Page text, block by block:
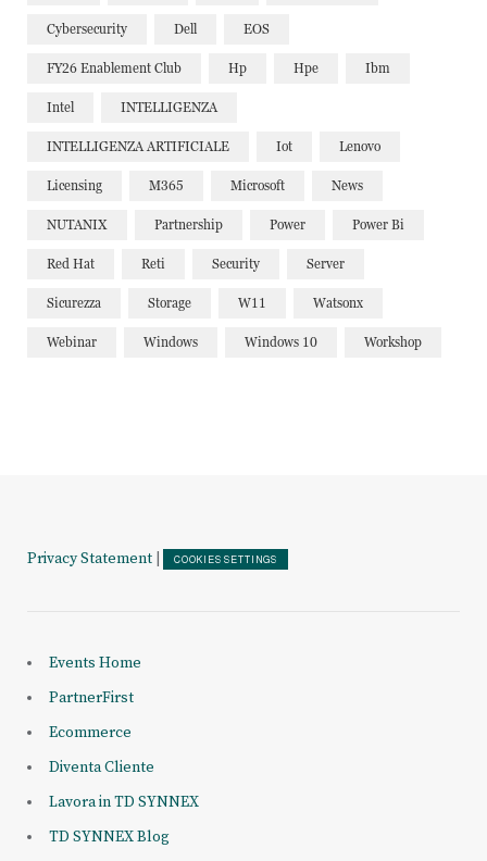
Cybersecurity Dell EOS
FY26 Enablement Club Hp Hpe Ibm
Intel INTELLIGENZA
INTELLIGENZA ARTIFICIALE Iot Lenovo
Licensing M365 Microsoft News
NUTANIX Partnership Power Power Bi
Red Hat Reti Security Server
Sicurezza Storage W11 Watsonx
Webinar Windows Windows 10 Workshop
Privacy Statement COOKIES SETTINGS
Events Home
PartnerFirst
Ecommerce
Diventa Cliente
Lavora in TD SYNNEX
TD SYNNEX Blog